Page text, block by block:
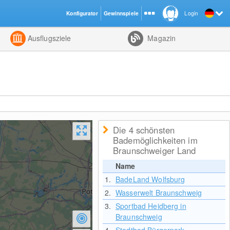
Kombiniert
Ausflugsziele Magazin
Die 4 schönsten
Bademöglichkeiten im
Braunschweiger Land
Name
1. BadeLand Wolfsburg
2. Wasserwelt Braunschweig
3. Sportbad Heidberg in
Braunschweig
Login
Konfigurator Gewinnspiele